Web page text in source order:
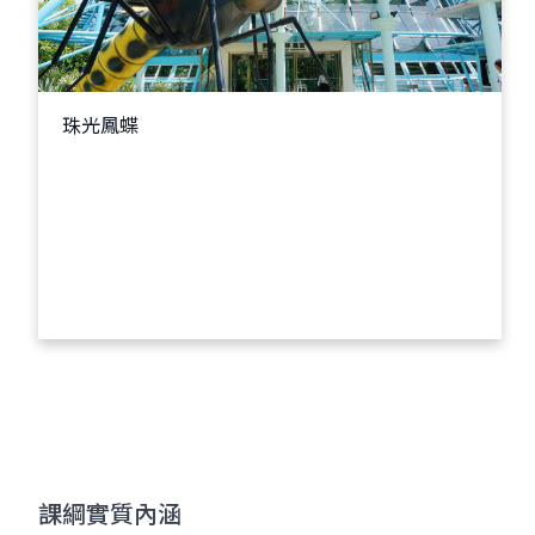
珠光鳳蝶
課綱實質內涵